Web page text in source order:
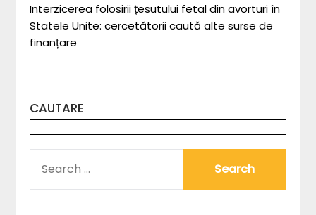
Interzicerea folosirii țesutului fetal din avorturi în
Statele Unite: cercetătorii caută alte surse de
finanțare
CAUTARE
FOR: